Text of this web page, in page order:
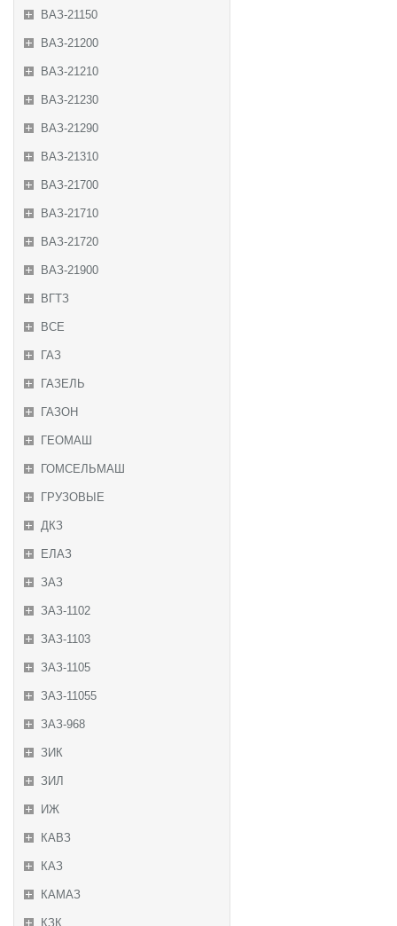
ВАЗ-21150
ВАЗ-21200
ВАЗ-21210
ВАЗ-21230
ВАЗ-21290
ВАЗ-21310
ВАЗ-21700
ВАЗ-21710
ВАЗ-21720
ВАЗ-21900
ВГТЗ
ВСЕ
ГАЗ
ГАЗЕЛЬ
ГАЗОН
ГЕОМАШ
ГОМСЕЛЬМАШ
ГРУЗОВЫЕ
ДКЗ
ЕЛАЗ
ЗАЗ
ЗАЗ-1102
ЗАЗ-1103
ЗАЗ-1105
ЗАЗ-11055
ЗАЗ-968
ЗИК
ЗИЛ
ИЖ
КАВЗ
КАЗ
КАМАЗ
КЗК